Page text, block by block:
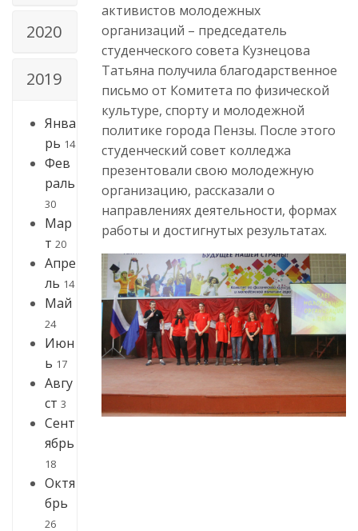
2020
2019
Янва
рь 14
Фев
раль
30
Мар
т 20
Апре
ль 14
Май
24
Июн
ь 17
Авгу
ст 3
Сент
ябрь
18
Октя
брь
26
активистов молодежных
организаций – председатель
студенческого совета Кузнецова
Татьяна получила благодарственное
письмо от Комитета по физической
культуре, спорту и молодежной
политике города Пензы. После этого
студенческий совет колледжа
презентовали свою молодежную
организацию, рассказали о
направлениях деятельности, формах
работы и достигнутых результатах.